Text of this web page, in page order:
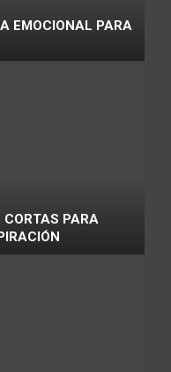
EMOCIONAL PARA
PARA